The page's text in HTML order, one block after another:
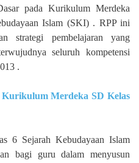
pada Kurikulum Merdeka
Islam (SKI) . RPP ini
strategi pembelajaran yang
seluruh kompetensi
.
Merdeka SD Kelas
6 Sejarah Kebudayaan Islam
bagi guru dalam menyusun